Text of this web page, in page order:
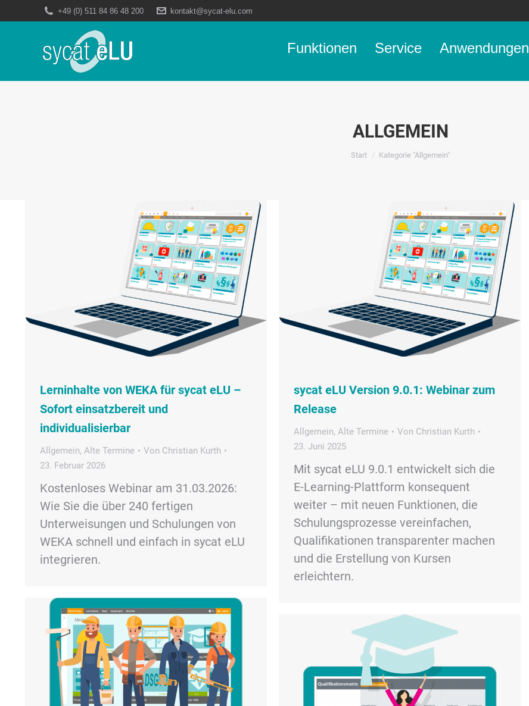
+49 (0) 511 84 86 48 200 kontakt@sycat-elu.com
Funktionen Service Anwendungen
ALLGEMEIN
Sie befinden sich hier:
Start Kategorie "Allgemein"
Lerninhalte von WEKA für sycat eLU –
Sofort einsatzbereit und
individualisierbar
Allgemein, Alte Termine Von Christian Kurth
23. Februar 2026
Kostenloses Webinar am 31.03.2026:
Wie Sie die über 240 fertigen
Unterweisungen und Schulungen von
WEKA schnell und einfach in sycat eLU
integrieren.
sycat eLU Version 9.0.1: Webinar zum
Release
Allgemein, Alte Termine Von Christian Kurth
23. Juni 2025
Mit sycat eLU 9.0.1 entwickelt sich die
E-Learning-Plattform konsequent
weiter – mit neuen Funktionen, die
Schulungsprozesse vereinfachen,
Qualifikationen transparenter machen
und die Erstellung von Kursen
erleichtern.